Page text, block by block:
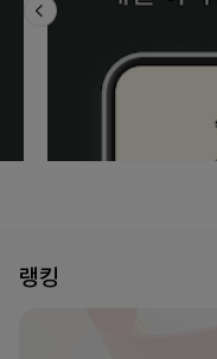
랭킹